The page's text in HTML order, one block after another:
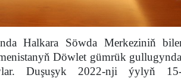
Halkara Söwda Merkeziniň
Döwlet gümrük
Duşuşyk 2022-nji ýylyň